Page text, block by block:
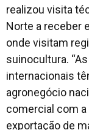
realizou visita
Norte a receber
onde visitam
suinocultura.
internacionais
agronegócio
comercial com a
exportação de